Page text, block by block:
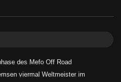
des Mefo Off Road
viermal Weltmeister im